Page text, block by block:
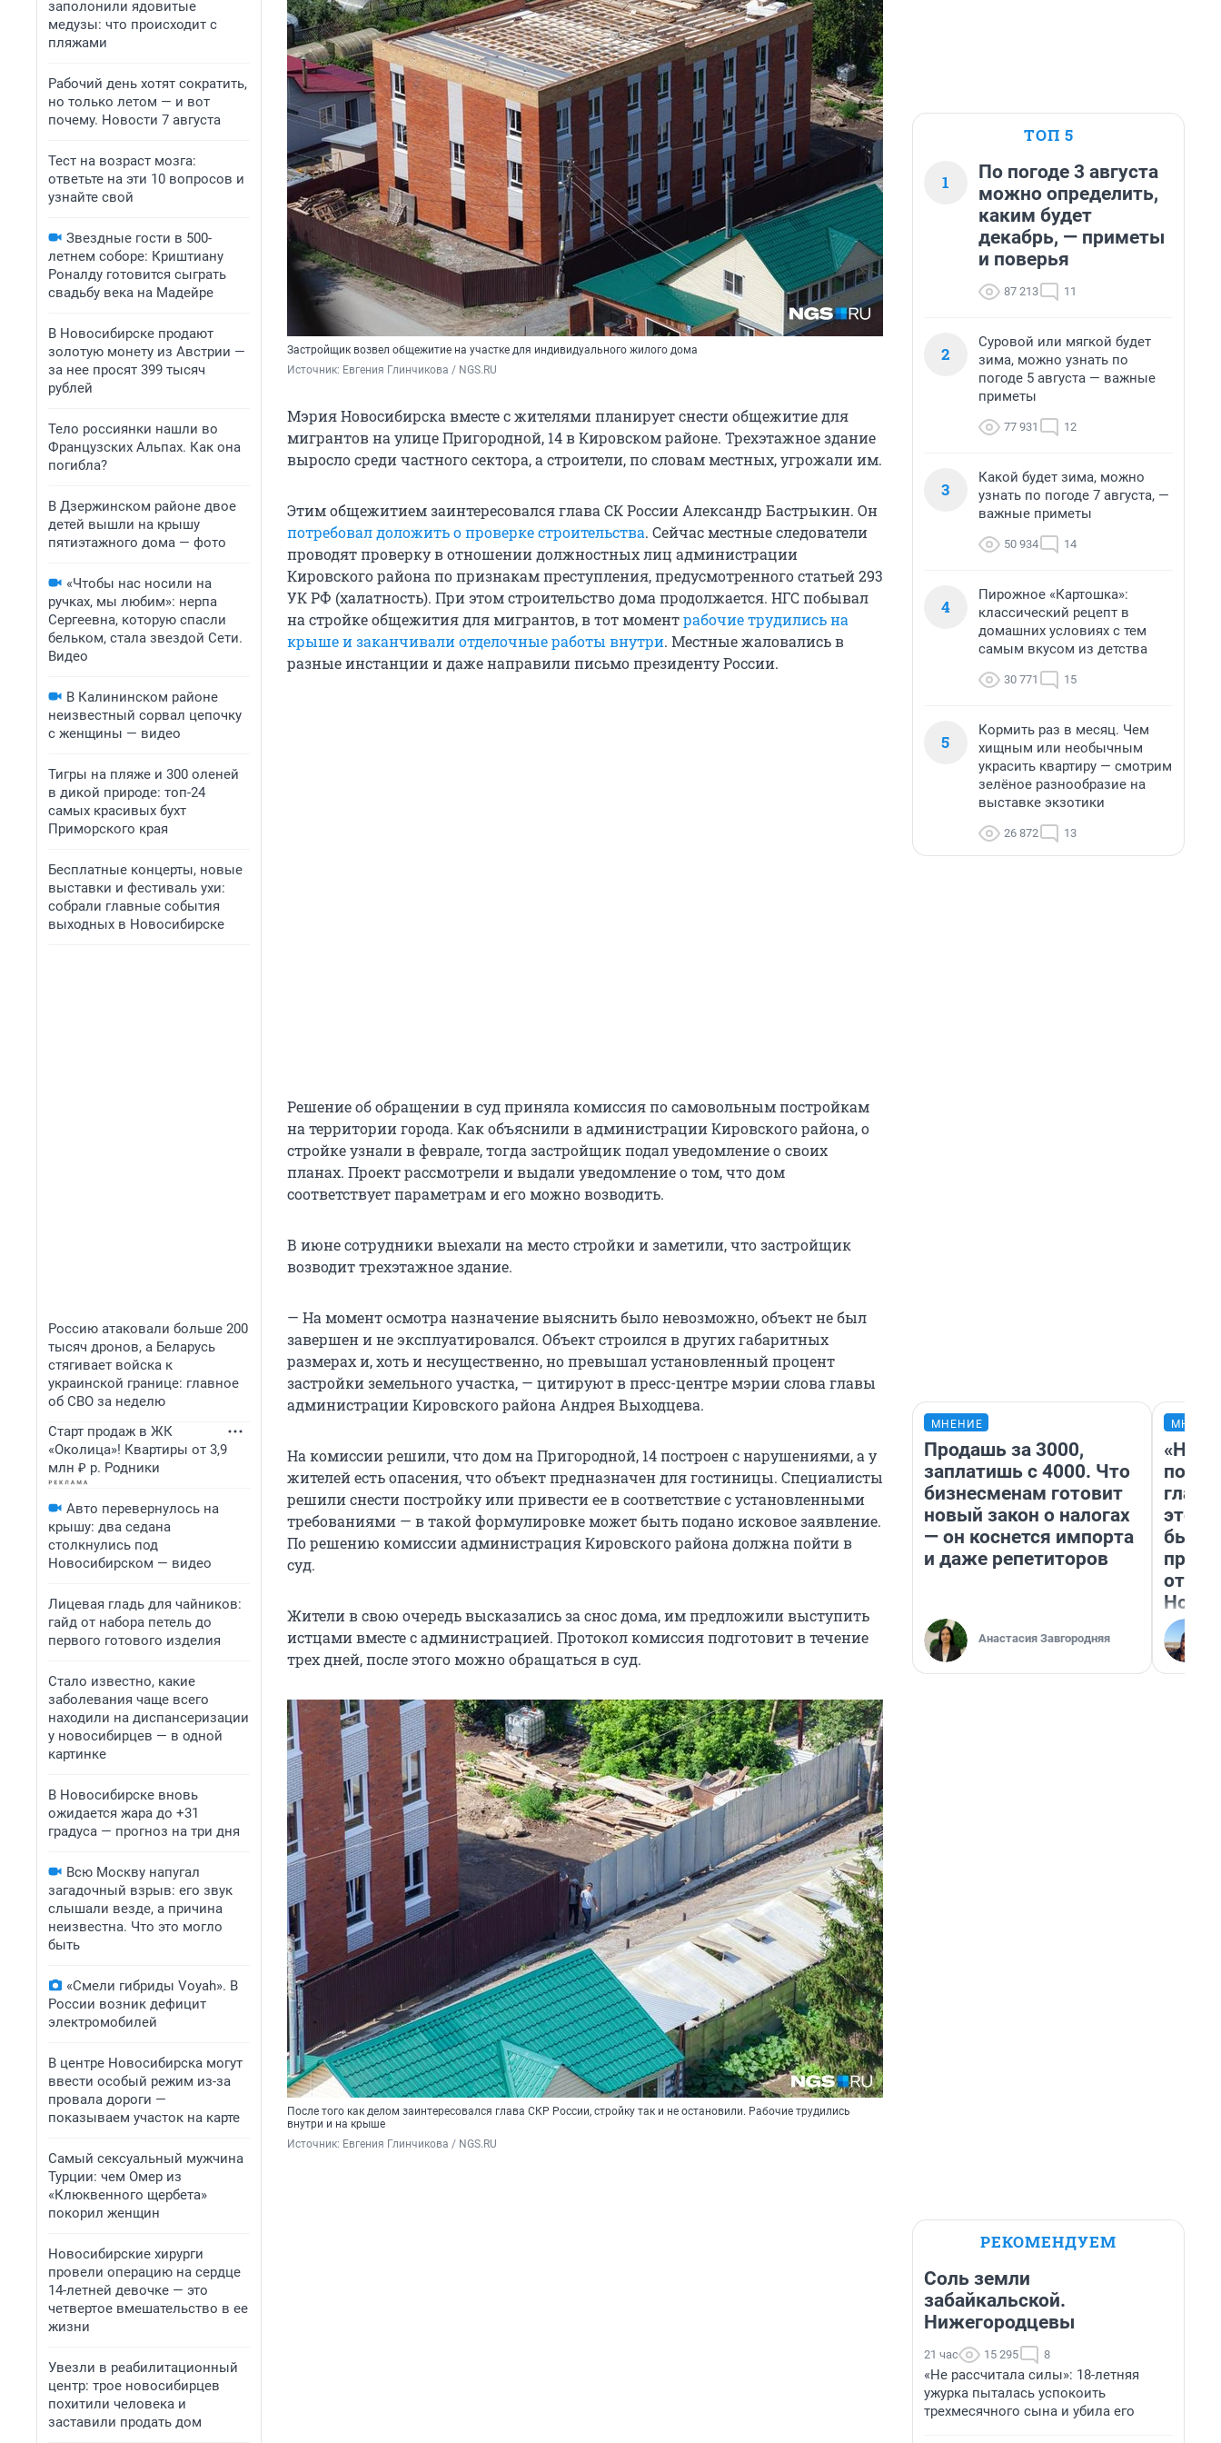
заполонили ядовитые
медузы: что происходит с
пляжами
Рабочий день хотят сократить,
но только летом — и вот
почему. Новости 7 августа
Тест на возраст мозга:
ответьте на эти 10 вопросов и
узнайте свой
Звездные гости в 500-
летнем соборе: Криштиану
Роналду готовится сыграть
свадьбу века на Мадейре
В Новосибирске продают
золотую монету из Австрии —
за нее просят 399 тысяч
рублей
Тело россиянки нашли во
Французских Альпах. Как она
погибла?
В Дзержинском районе двое
детей вышли на крышу
пятиэтажного дома — фото
«Чтобы нас носили на
ручках, мы любим»: нерпа
Сергеевна, которую спасли
бельком, стала звездой Сети.
Видео
В Калининском районе
неизвестный сорвал цепочку
с женщины — видео
Тигры на пляже и 300 оленей
в дикой природе: топ-24
самых красивых бухт
Приморского края
Бесплатные концерты, новые
выставки и фестиваль ухи:
собрали главные события
выходных в Новосибирске
Россию атаковали больше 200
тысяч дронов, а Беларусь
стягивает войска к
украинской границе: главное
об СВО за неделю
Старт продаж в ЖК
«Околица»! Квартиры от 3,9
млн ₽ р. Родники
Авто перевернулось на
крышу: два седана
столкнулись под
Новосибирском — видео
Лицевая гладь для чайников:
гайд от набора петель до
первого готового изделия
Стало известно, какие
заболевания чаще всего
находили на диспансеризации
у новосибирцев — в одной
картинке
В Новосибирске вновь
ожидается жара до +31
градуса — прогноз на три дня
Всю Москву напугал
загадочный взрыв: его звук
слышали везде, а причина
неизвестна. Что это могло
быть
«Смели гибриды Voyah». В
России возник дефицит
электромобилей
В центре Новосибирска могут
ввести особый режим из-за
провала дороги —
показываем участок на карте
Самый сексуальный мужчина
Турции: чем Омер из
«Клюквенного щербета»
покорил женщин
Новосибирские хирурги
провели операцию на сердце
14-летней девочке — это
четвертое вмешательство в ее
жизни
Увезли в реабилитационный
центр: трое новосибирцев
похитили человека и
заставили продать дом
Застройщик возвел общежитие на участке для индивидуального жилого дома
Источник: Евгения Глинчикова / NGS.RU
Мэрия Новосибирска вместе с жителями планирует снести общежитие для
мигрантов на улице Пригородной, 14 в Кировском районе. Трехэтажное здание
выросло среди частного сектора, а строители, по словам местных, угрожали им.
Этим общежитием заинтересовался глава СК России Александр Бастрыкин. Он
потребовал доложить о проверке строительства. Сейчас местные следователи
проводят проверку в отношении должностных лиц администрации
Кировского района по признакам преступления, предусмотренного статьей 293
УК РФ (халатность). При этом строительство дома продолжается. НГС побывал
на стройке общежития для мигрантов, в тот моментрабочие трудились на
крыше и заканчивали отделочные работы внутри. Местные жаловались в
разные инстанции и даже направили письмо президенту России.
Решение об обращении в суд приняла комиссия по самовольным постройкам
на территории города. Как объяснили в администрации Кировского района, о
стройке узнали в феврале, тогда застройщик подал уведомление о своих
планах. Проект рассмотрели и выдали уведомление о том, что дом
соответствует параметрам и его можно возводить.
В июне сотрудники выехали на место стройки и заметили, что застройщик
возводит трехэтажное здание.
— На момент осмотра назначение выяснить было невозможно, объект не был
завершен и не эксплуатировался. Объект строился в других габаритных
размерах и, хоть и несущественно, но превышал установленный процент
застройки земельного участка, — цитируют в пресс-центре мэрии слова главы
администрации Кировского района Андрея Выходцева.
На комиссии решили, что дом на Пригородной, 14 построен с нарушениями, а у
жителей есть опасения, что объект предназначен для гостиницы. Специалисты
решили снести постройку или привести ее в соответствие с установленными
требованиями — в такой формулировке может быть подано исковое заявление.
По решению комиссии администрация Кировского района должна пойти в
суд.
Жители в свою очередь высказались за снос дома, им предложили выступить
истцами вместе с администрацией. Протокол комиссия подготовит в течение
трех дней, после этого можно обращаться в суд.
После того как делом заинтересовался глава СКР России, стройку так и не остановили. Рабочие трудились
внутри и на крыше
Источник: Евгения Глинчикова / NGS.RU
ТОП 5
1
По погоде 3 августа
можно определить,
каким будет
декабрь, — приметы
и поверья
87 213 11
2
Суровой или мягкой будет
зима, можно узнать по
погоде 5 августа — важные
приметы
77 931 12
3
Какой будет зима, можно
узнать по погоде 7 августа, —
важные приметы
50 934 14
4
Пирожное «Картошка»:
классический рецепт в
домашних условиях с тем
самым вкусом из детства
30 771 15
5
Кормить раз в месяц. Чем
хищным или необычным
украсить квартиру — смотрим
зелёное разнообразие на
выставке экзотики
26 872 13
МНЕНИЕ
Продашь за 3000,
заплатишь с 4000. Что
бизнесменам готовит
новый закон о налогах
— он коснется импорта
и даже репетиторов
Анастасия Завгородняя
этого
бьет
РЕКОМЕНДУЕМ
Соль земли
забайкальской.
Нижегородцевы
21 час 15 295 8
«Не рассчитала силы»: 18-летняя
ужурка пыталась успокоить
трехмесячного сына и убила его